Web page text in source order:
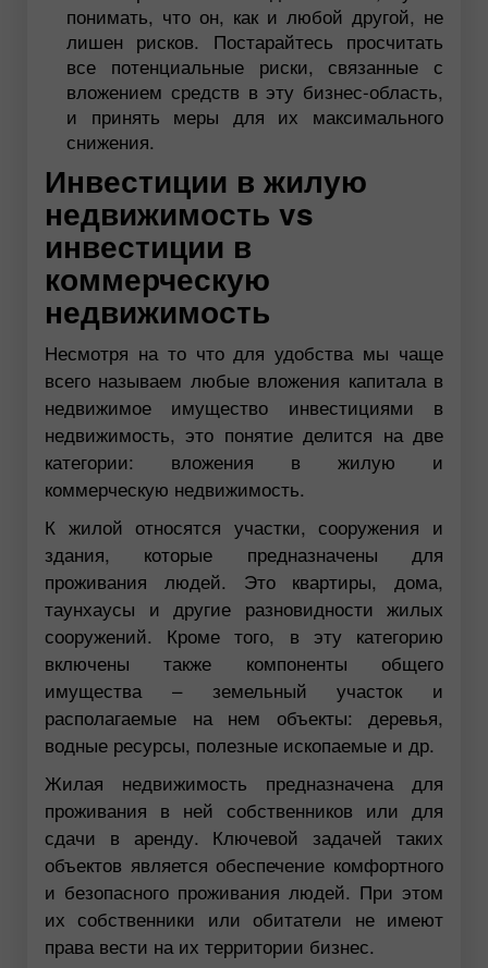
понимать, что он, как и любой другой, не
лишен рисков. Постарайтесь просчитать
все потенциальные риски, связанные с
вложением средств в эту бизнес-область,
и принять меры для их максимального
снижения.
Инвестиции в жилую
недвижимость vs
инвестиции в
коммерческую
недвижимость
Несмотря на то что для удобства мы чаще
всего называем любые вложения капитала в
недвижимое имущество инвестициями в
недвижимость, это понятие делится на две
категории: вложения в жилую и
коммерческую недвижимость.
К жилой относятся участки, сооружения и
здания, которые предназначены для
проживания людей. Это квартиры, дома,
таунхаусы и другие разновидности жилых
сооружений. Кроме того, в эту категорию
включены также компоненты общего
имущества – земельный участок и
располагаемые на нем объекты: деревья,
водные ресурсы, полезные ископаемые и др.
Жилая недвижимость предназначена для
проживания в ней собственников или для
сдачи в аренду. Ключевой задачей таких
объектов является обеспечение комфортного
и безопасного проживания людей. При этом
их собственники или обитатели не имеют
права вести на их территории бизнес.